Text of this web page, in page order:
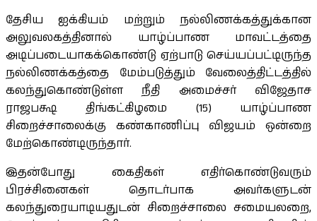
தேசிய ஐக்கியம் மற்றும் நல்லிணக்கத்துக்கான
அலுவலகத்தினால் யாழ்ப்பாண மாவட்டத்தை
அடிப்படையாகக்கொண்டு ஏற்பாடு செய்யப்பட்டிருந்த
நல்லிணக்கத்தை மேம்படுத்தும் வேலைத்திட்டத்தில்
கலந்துகொண்டுள்ள நீதி அமைச்சர் விஜேதாச
ராஜபக்ஷ திங்கட்கிழமை (15) யாழ்ப்பாண
சிறைச்சாலைக்கு கண்காணிப்பு விஜயம் ஒன்றை
மேற்கொண்டிருந்தார்.
இதன்போது கைதிகள் எதிர்கொண்டுவரும்
பிரச்சினைகள் தொடர்பாக அவர்களுடன்
கலந்துரையாடியதுடன் சிறைச்சாலை சமையலறை,